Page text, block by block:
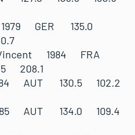
1979 GER 135.0
Vincent 1984 FRA
208.1
AUT 130.5 102.2
AUT 134.0 109.4